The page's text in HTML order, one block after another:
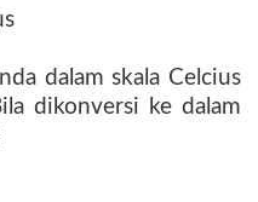
dalam skala Celcius
dikonversi ke dalam